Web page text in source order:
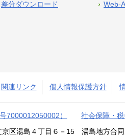
差分ダウンロード
Web-
関連リンク 個人情報保護方針
7000012050002） 社会保障・
京区湯島４丁目６－15 湯島地方合同